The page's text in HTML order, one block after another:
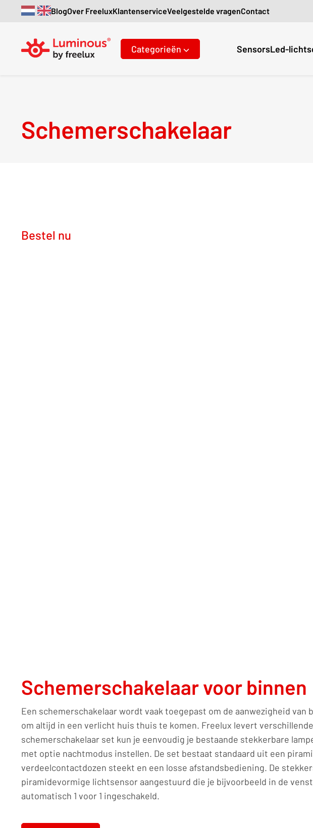
BlogOver FreeluxKlantenserviceVeelgestelde vragenContact
Categorieën SensorsLed-
Schemerschakelaar
Bestel nu
Schemerschakelaar voor binnen
Een schemerschakelaar wordt vaak toegepast om de aanwezigheid
om altijd in een verlicht huis thuis te komen. Freelux levert
schemerschakelaar set kun je eenvoudig je bestaande stekkerbare
met optie nachtmodus instellen. De set bestaat standaard uit een
verdeelcontactdozen steekt en een losse afstandsbediening. De
piramidevormige lichtsensor aangestuurd die je bijvoorbeeld in de
automatisch 1 voor 1 ingeschakeld.